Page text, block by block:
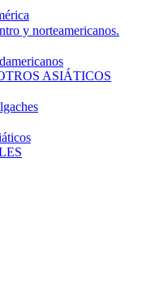
y norteamericanos.
ASIÁTICOS